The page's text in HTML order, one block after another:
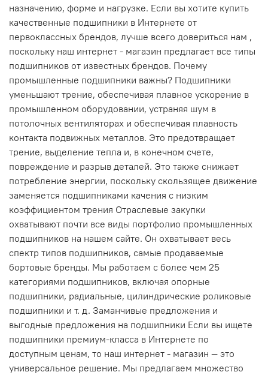
назначению, форме и нагрузке. Если вы хотите купить
качественные подшипники в Интернете от
первоклассных брендов, лучше всего довериться нам ,
поскольку наш интернет - магазин предлагает все типы
подшипников от известных брендов. Почему
промышленные подшипники важны? Подшипники
уменьшают трение, обеспечивая плавное ускорение в
промышленном оборудовании, устраняя шум в
потолочных вентиляторах и обеспечивая плавность
контакта подвижных металлов. Это предотвращает
трение, выделение тепла и, в конечном счете,
повреждение и разрыв деталей. Это также снижает
потребление энергии, поскольку скользящее движение
заменяется подшипниками качения с низким
коэффициентом трения Отраслевые закупки
охватывают почти все виды портфолио промышленных
подшипников на нашем сайте. Он охватывает весь
спектр типов подшипников, самые продаваемые
бортовые бренды. Мы работаем с более чем 25
категориями подшипников, включая опорные
подшипники, радиальные, цилиндрические роликовые
подшипники и т. д. Заманчивые предложения и
выгодные предложения на подшипники Если вы ищете
подшипники премиум-класса в Интернете по
доступным ценам, то наш интернет - магазин — это
универсальное решение. Мы предлагаем множество